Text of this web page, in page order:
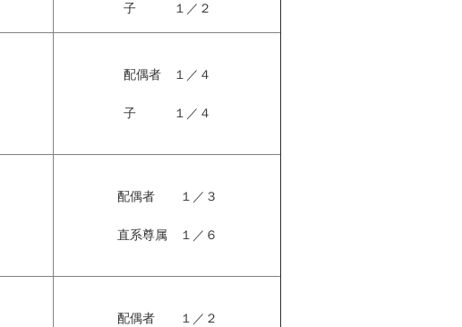
子 １／２
配偶者 １／４
子 １／４
配偶者 １／３
直系尊属 １／６
配偶者 １／２